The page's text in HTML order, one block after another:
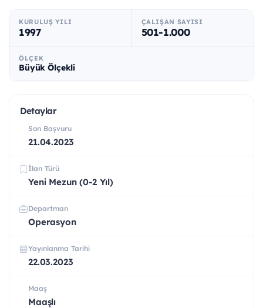
KURULUŞ YILI
1997
ÇALIŞAN SAYISI
501-1.000
ÖLÇEK
Büyük Ölçekli
Detaylar
Son Başvuru
21.04.2023
İlan Türü
Yeni Mezun (0-2 Yıl)
Departman
Operasyon
Yayınlanma Tarihi
22.03.2023
Maaş
Maaşlı